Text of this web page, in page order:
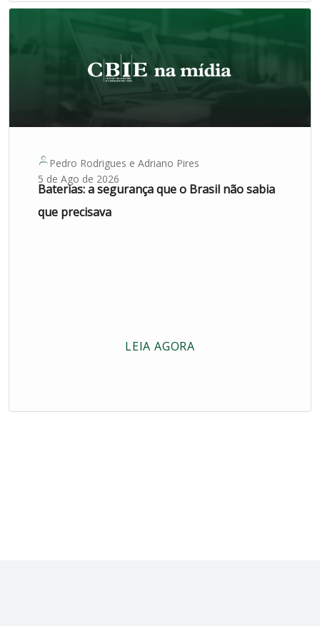
Pedro Rodrigues e Adriano Pires
5 de Ago de 2026
Baterias: a segurança que o Brasil não sabia
que precisava
LEIA AGORA